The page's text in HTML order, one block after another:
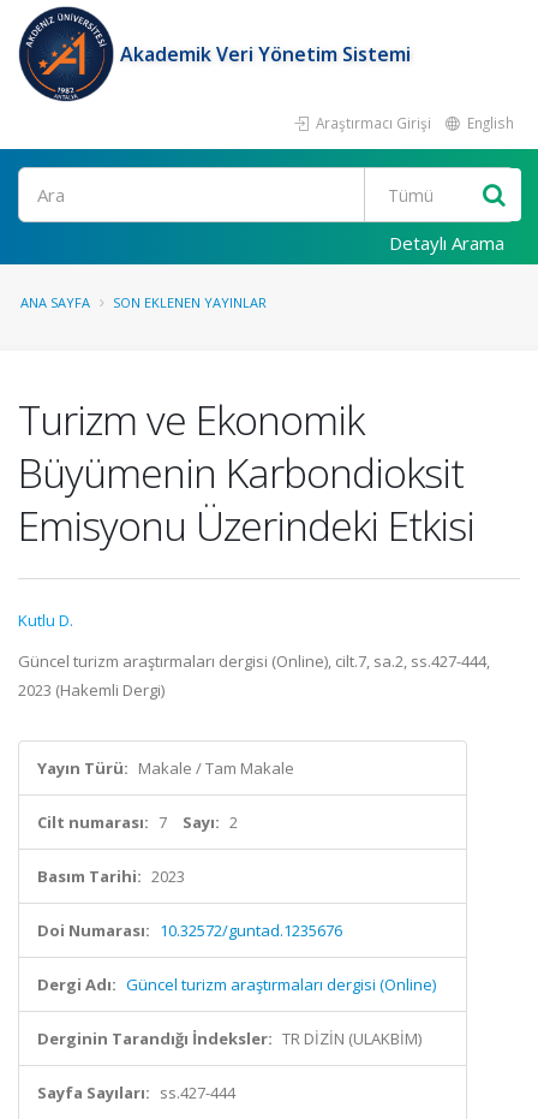
Akademik Veri Yönetim Sistemi
Araştırmacı Girişi English
Ara
Detaylı Arama
ANA SAYFA SON EKLENEN YAYINLAR
Turizm ve Ekonomik
Büyümenin Karbondioksit
Emisyonu Üzerindeki Etkisi
Kutlu D.
Güncel turizm araştırmaları dergisi (Online), cilt.7, sa.2, ss.427-444,
2023 (Hakemli Dergi)
Yayın Türü: Makale / Tam Makale
Cilt numarası: 7 Sayı: 2
Basım Tarihi: 2023
Doi Numarası: 10.32572/guntad.1235676
Dergi Adı: Güncel turizm araştırmaları dergisi (Online)
Derginin Tarandığı İndeksler: TR DİZİN (ULAKBİM)
Sayfa Sayıları: ss.427-444